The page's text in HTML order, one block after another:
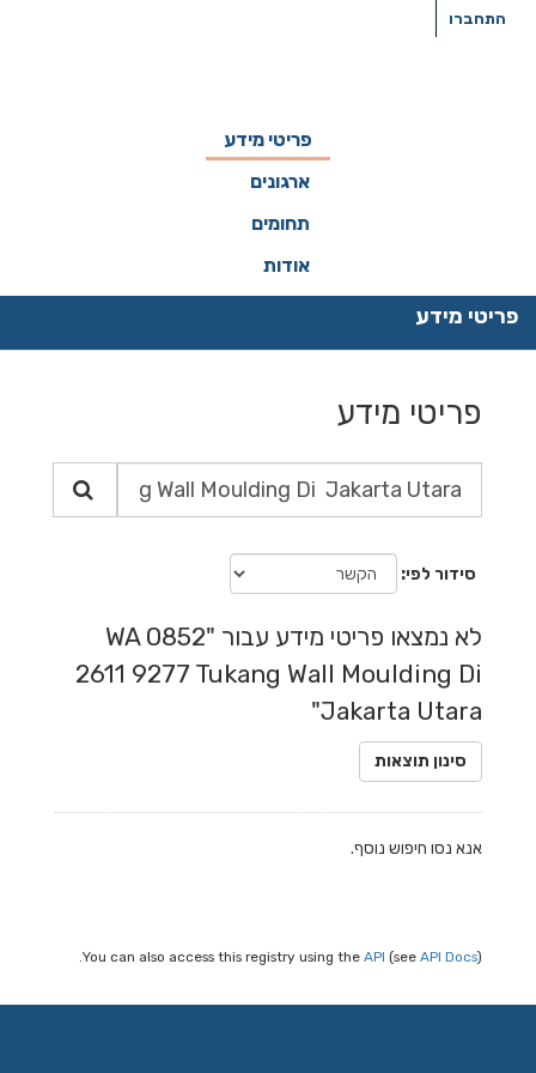
התחברו
פריטי מידע
ארגונים
תחומים
אודות
פריטי מידע
פריטי מידע
סידור לפי
לא נמצאו פריטי מידע עבור "WA 0852
2611 9277 Tukang Wall Moulding Di
Jakarta Utara"
סינון תוצאות
אנא נסו חיפוש נוסף.
You can also access this registry using the API (see API Docs).